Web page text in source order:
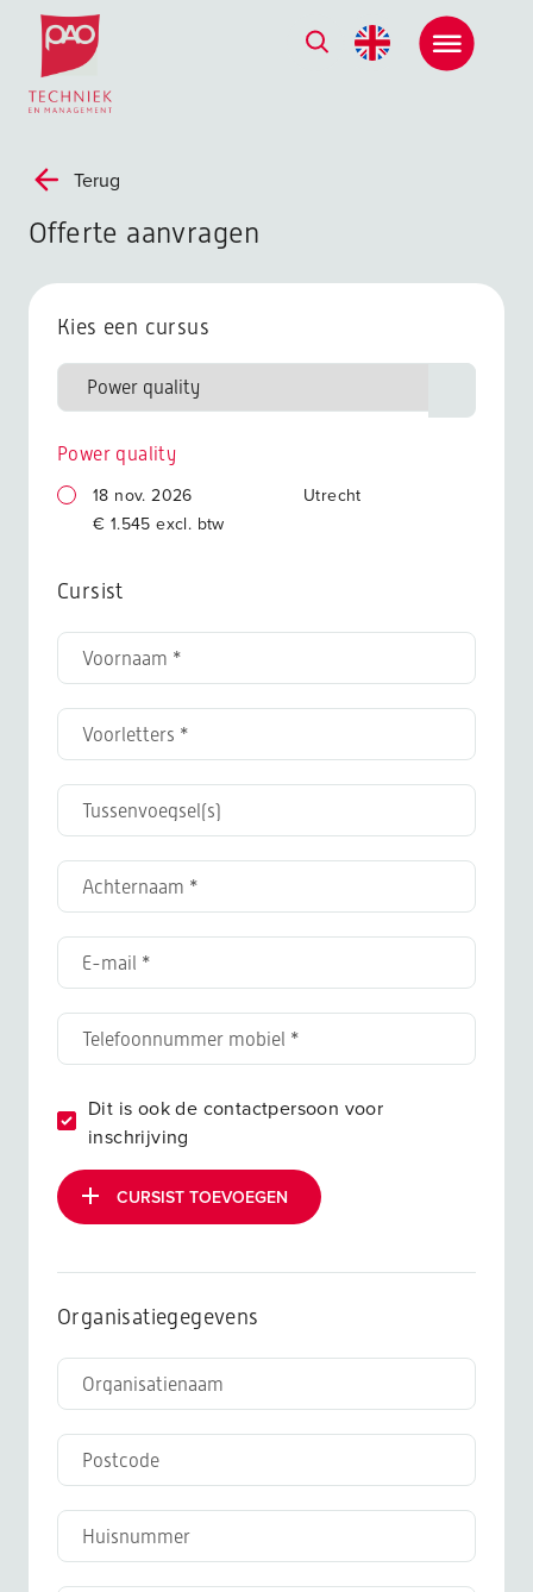
Postacademische cursussen, leergangen en opleidingen
Terug
Offerte aanvragen
Kies een cursus
Power quality
18 nov. 2026
Utrecht
€ 1.545 excl. btw
Cursist
Dit is ook de contactpersoon voor
inschrijving
CURSIST TOEVOEGEN
Organisatiegegevens